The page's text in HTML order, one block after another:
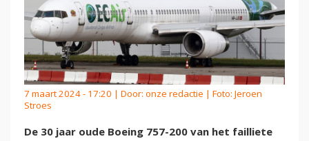
7 maart 2024 - 17:20 | Door: onze redactie | Foto: Jeroen
Stroes
De 30 jaar oude Boeing 757-200 van het failliete